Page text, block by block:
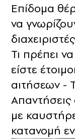
Επίδομα
να
Τι πρέπει
είστε
αιτήσεων -
με
κατανομή